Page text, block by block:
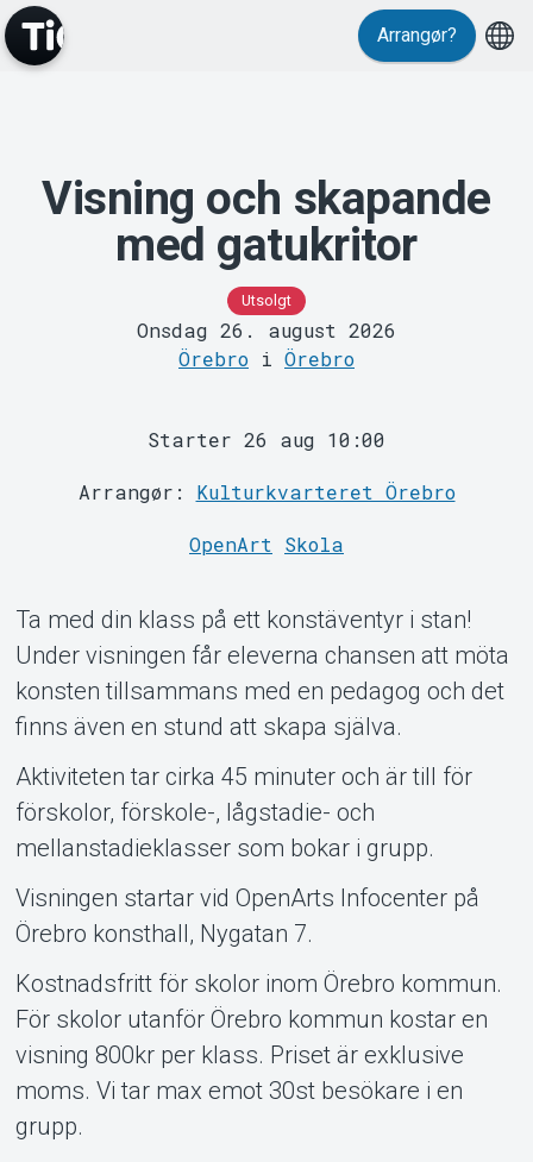
MyTickster
Support
Om Tickster
Arrangør?
Visning och skapande
med gatukritor
Utsolgt
Onsdag 26. august 2026
Örebro i Örebro
Starter 26 aug 10:00
Arrangør: Kulturkvarteret Örebro
OpenArt Skola
Ta med din klass på ett konstäventyr i stan!
Under visningen får eleverna chansen att möta
konsten tillsammans med en pedagog och det
finns även en stund att skapa själva.
Aktiviteten tar cirka 45 minuter och är till för
förskolor, förskole-, lågstadie- och
mellanstadieklasser som bokar i grupp.
Visningen startar vid OpenArts Infocenter på
Örebro konsthall, Nygatan 7.
Kostnadsfritt för skolor inom Örebro kommun.
För skolor utanför Örebro kommun kostar en
visning 800kr per klass. Priset är exklusive
moms. Vi tar max emot 30st besökare i en
grupp.